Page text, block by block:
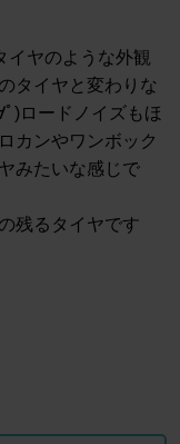
イヤのような外観
タイヤと変わりな
)ロードノイズもほ
カンやワンボック
みたいな感じで
残るタイヤです